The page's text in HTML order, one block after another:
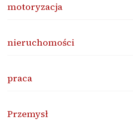
motoryzacja
nieruchomości
praca
Przemysł